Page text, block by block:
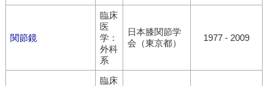
関節鏡
臨床
医
学：
外科
系
日本膝関節学
会（東京都）
1977 - 2009
臨床